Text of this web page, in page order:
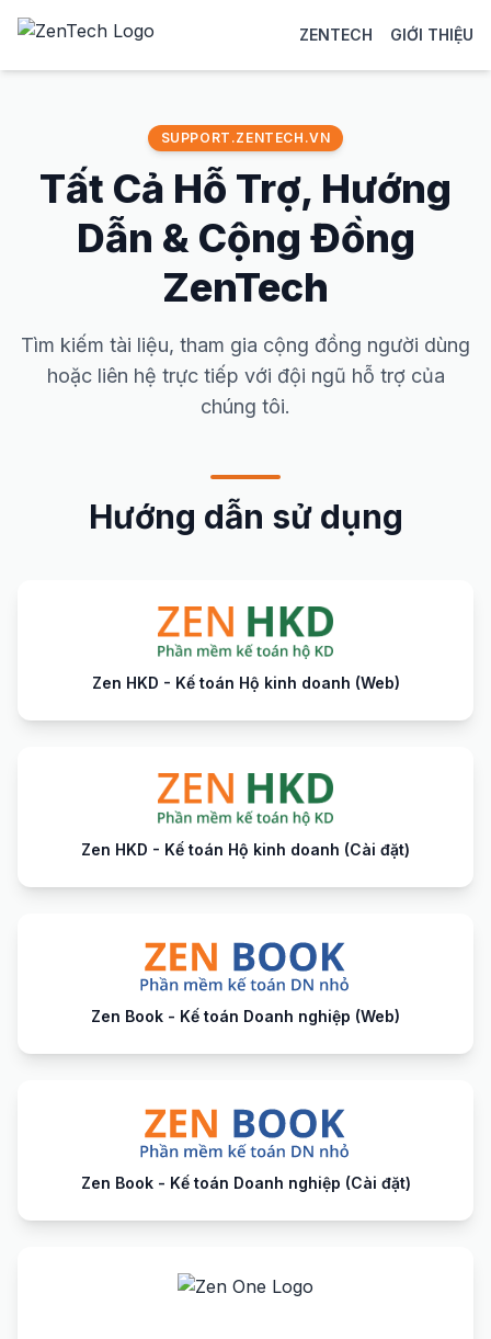
ZENTECH GIỚI THIỆU
SUPPORT.ZENTECH.VN
Tất Cả Hỗ Trợ, Hướng
Dẫn & Cộng Đồng
ZenTech
Tìm kiếm tài liệu, tham gia cộng đồng người dùng
hoặc liên hệ trực tiếp với đội ngũ hỗ trợ của
chúng tôi.
Hướng dẫn sử dụng
Zen HKD - Kế toán Hộ kinh doanh (Web)
Zen HKD - Kế toán Hộ kinh doanh (Cài đặt)
Zen Book - Kế toán Doanh nghiệp (Web)
Zen Book - Kế toán Doanh nghiệp (Cài đặt)